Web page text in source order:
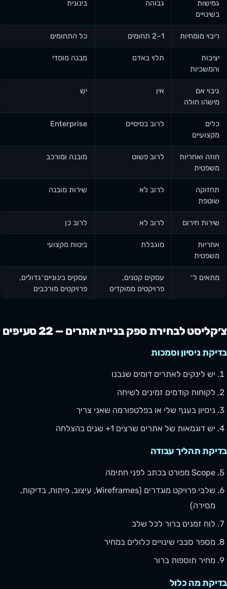
גמישות
בשינויים
גבוהה בינונית
ריבוי מומחיות 1–2 תחומים כל התחומים
יציבות
והמשכיות
תלוי באדם מבנה מוסדי
גיבוי אם
מישהו חולה
אין יש
כלים
מקצועיים
לרוב בסיסיים Enterprise
חוזה ואחריות
משפטית
לרוב פשוט מובנה ומורכב
תחזוקה
שוטפת
לרוב לא שירות מובנה
שירות חירום לרוב לא לרוב כן
אחריות
משפטית
מוגבלת ביטוח מקצועי
מתאים ל־
עסקים קטנים,
פרויקטים ממוקדים
עסקים בינוניים־גדולים,
פרויקטים מורכבים
צ׳קליסט לבחירת ספק בניית אתרים — 22 סעיפים
בדיקת ניסיון וסמכות
יש לינקים לאתרים דומים שנבנו
לקוחות קודמים זמינים לשיחה
ניסיון בענף שלי או בפלטפורמה שאני צריך
יש דוגמאות של אתרים שרצים 1+ שנים בהצלחה
בדיקת תהליך עבודה
Scope מפורט בכתב לפני חתימה
שלבי פרויקט מוגדרים (Wireframes, עיצוב, פיתוח, בדיקות,
מסירה)
לוח זמנים ברור לכל שלב
מספר סבבי שינויים כלולים במחיר
מחיר תוספות ברור
בדיקת מה כלול